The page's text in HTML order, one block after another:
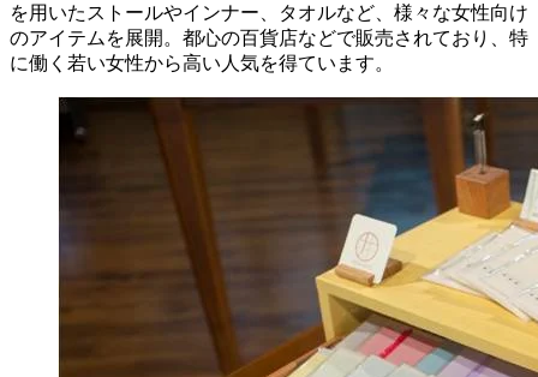
を用いたストールやインナー、タオルなど、様々な女性向け
のアイテムを展開。都心の百貨店などで販売されており、特
に働く若い女性から高い人気を得ています。